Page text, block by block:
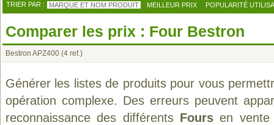
TRIER PAR : MARQUE ET NOM PRODUIT MEILLEUR PRIX POPULARITÉ
Comparer les prix : Four Bestron
Bestron APZ400 (4 ref.)
Générer les listes de produits pour vous
opération complexe. Des erreurs peuvent
reconnaissance des différents Foursen vente